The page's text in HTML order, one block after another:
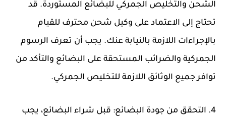
الشحن والتخليص الجمركي للبضائع المستوردة. قد
تحتاج إلى الاعتماد على وكيل شحن محترف للقيام
بالإجراءات اللازمة بالنيابة عنك. يجب أن تعرف الرسوم
الجمركية والضرائب المستحقة على البضائع والتأكد من
توافر جميع الوثائق اللازمة للتخليص الجمركي.
4. التحقق من جودة البضائع: قبل شراء البضائع، يجب